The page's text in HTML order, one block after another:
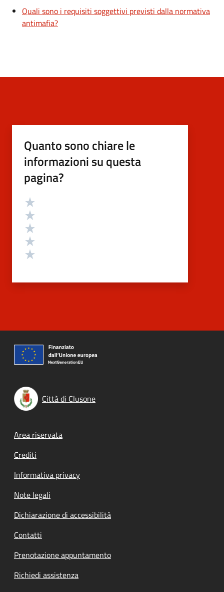
Quali sono i requisiti soggettivi previsti dalla normativa
antimafia?
Quanto sono chiare le
informazioni su questa
pagina?
Valutazione
Città di Clusone
Footer menu
Area riservata
Crediti
Informativa privacy
Note legali
Dichiarazione di accessibilità
Contatti
Prenotazione appuntamento
Richiedi assistenza